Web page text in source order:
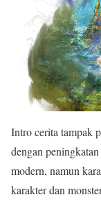
Intro cerita tampak
dengan
modern, namun
karakter dan